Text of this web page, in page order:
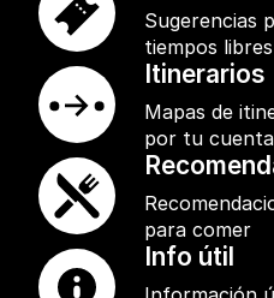
Sugerencias
tiempos libres
Itinerarios
Mapas de
por tu cuenta
para comer
Info útil